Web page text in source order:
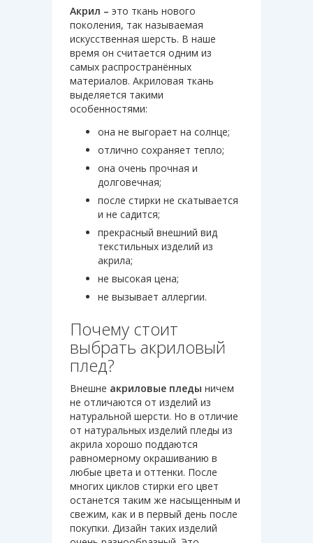
Акрил – это ткань нового
поколения, так называемая
искусственная шерсть. В наше
время он считается одним из
самых распространённых
материалов. Акриловая ткань
выделяется такими
особенностями:
она не выгорает на солнце;
отлично сохраняет тепло;
она очень прочная и
долговечная;
после стирки не скатывается
и не садится;
прекрасный внешний вид
текстильных изделий из
акрила;
не высокая цена;
не вызывает аллергии.
Почему стоит
выбрать акриловый
плед?
Внешне акриловые пледы ничем
не отличаются от изделий из
натуральной шерсти. Но в отличие
от натуральных изделий пледы из
акрила хорошо поддаются
равномерному окрашиванию в
любые цвета и оттенки. После
многих циклов стирки его цвет
останется таким же насыщенным и
свежим, как и в первый день после
покупки. Дизайн таких изделий